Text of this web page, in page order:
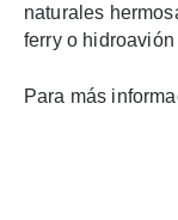
naturales
ferry o
Para más